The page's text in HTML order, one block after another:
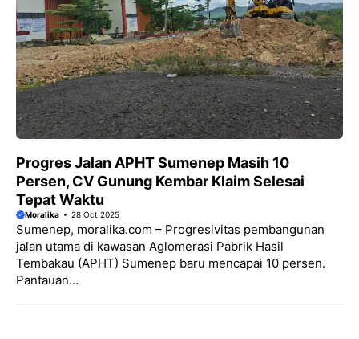
Progres Jalan APHT Sumenep Masih 10
Persen, CV Gunung Kembar Klaim Selesai
Tepat Waktu
Moralika 28 Oct 2025
Sumenep, moralika.com – Progresivitas pembangunan
jalan utama di kawasan Aglomerasi Pabrik Hasil
Tembakau (APHT) Sumenep baru mencapai 10 persen.
Pantauan...